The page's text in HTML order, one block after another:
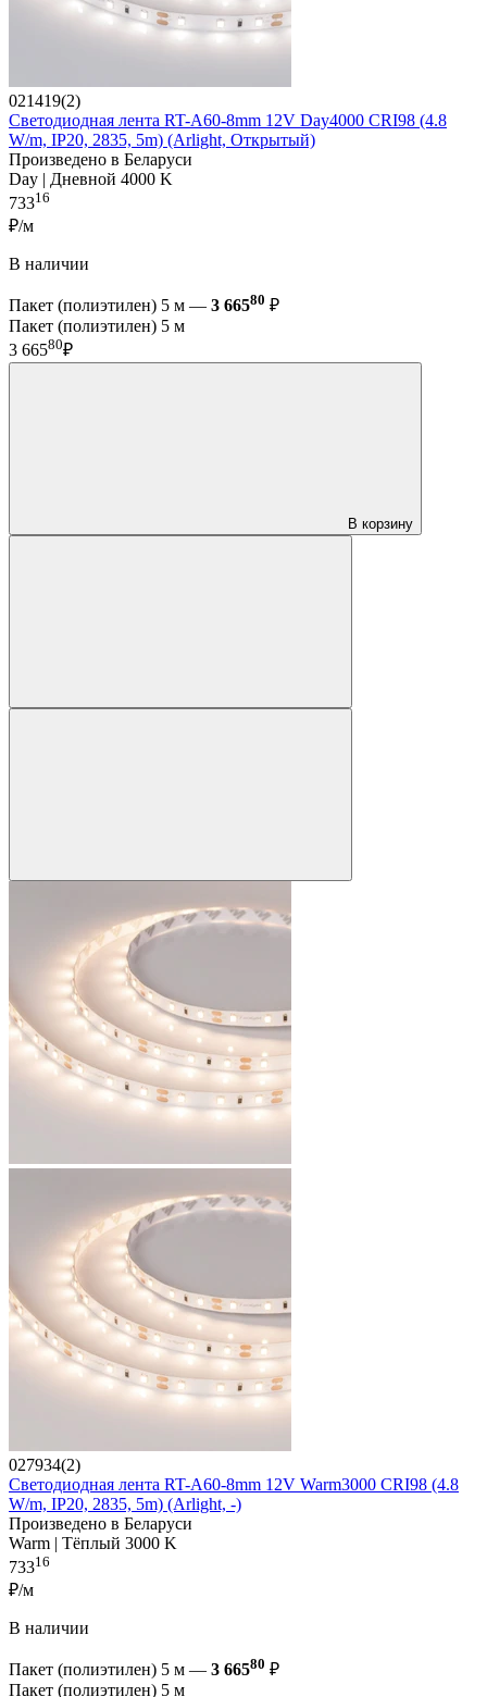
021419(2)
Светодиодная лента RT-A60-8mm 12V Day4000 CRI98 (4.8
W/m, IP20, 2835, 5m) (Arlight, Открытый)
Произведено в Беларуси
Day | Дневной 4000 K
73316
₽/м
В наличии
Пакет (полиэтилен) 5 м — 3 66580 ₽
Пакет (полиэтилен) 5 м
3 66580₽
В корзину
027934(2)
Светодиодная лента RT-A60-8mm 12V Warm3000 CRI98 (4.8
W/m, IP20, 2835, 5m) (Arlight, -)
Произведено в Беларуси
Warm | Тёплый 3000 K
73316
₽/м
В наличии
Пакет (полиэтилен) 5 м — 3 66580 ₽
Пакет (полиэтилен) 5 м